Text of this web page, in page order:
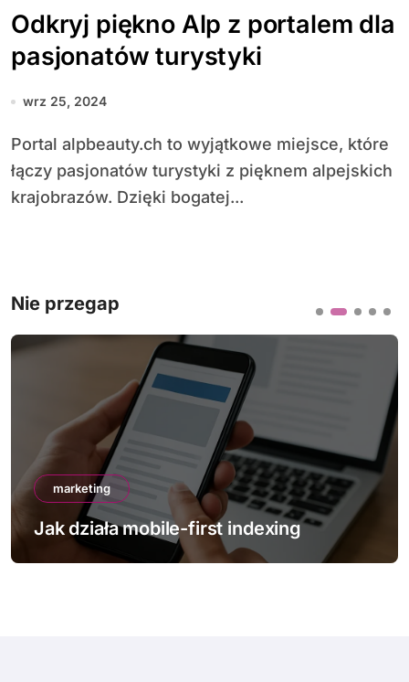
Odkryj piękno Alp z portalem dla
pasjonatów turystyki
wrz 25, 2024
Portal alpbeauty.ch to wyjątkowe miejsce, które
łączy pasjonatów turystyki z pięknem alpejskich
krajobrazów. Dzięki bogatej...
Nie przegap
marketing
Jak działa mobile-first indexing